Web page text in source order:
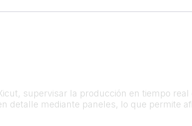
supervisar la producción en tiempo
detalle mediante paneles, lo que permite